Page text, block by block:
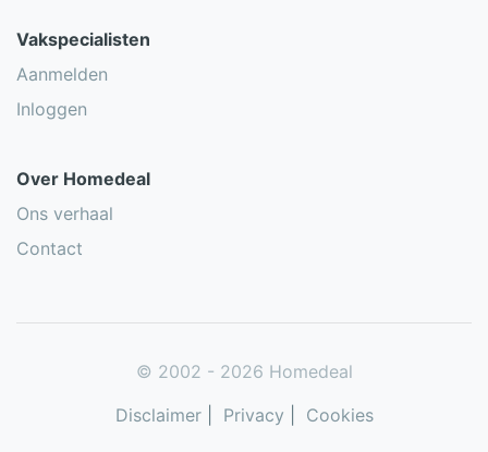
Vakspecialisten
Aanmelden
Inloggen
Over Homedeal
Ons verhaal
Contact
© 2002 - 2026 Homedeal
Disclaimer| Privacy Cookies